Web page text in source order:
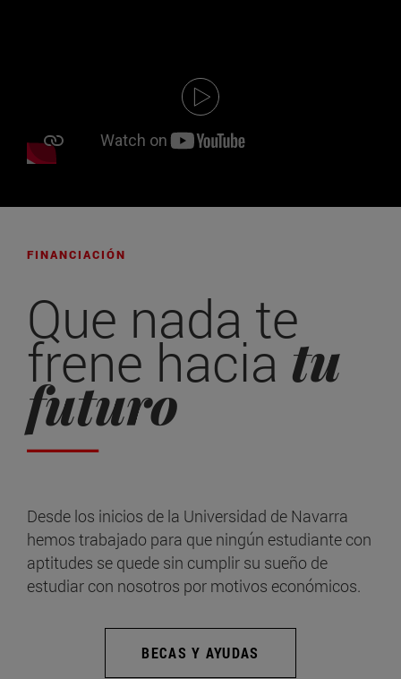
FINANCIACIÓN
Que nada te
frene haciatu
futuro
Desde los inicios de la Universidad de Navarra
hemos trabajado para que ningún estudiante con
aptitudes se quede sin cumplir su sueño de
estudiar con nosotros por motivos económicos.
BECAS Y AYUDAS